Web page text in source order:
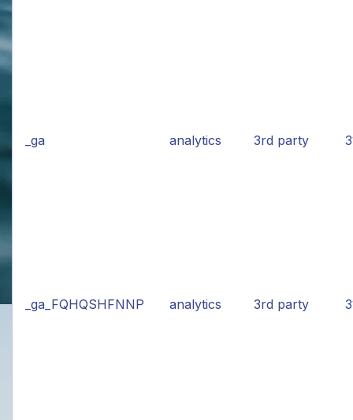
_ga analytics 3rd party
_ga_FQHQSHFNNP analytics 3rd party